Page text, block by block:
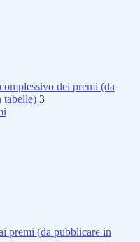
dei premi (da
tabelle) 3
premi (da pubblicare in